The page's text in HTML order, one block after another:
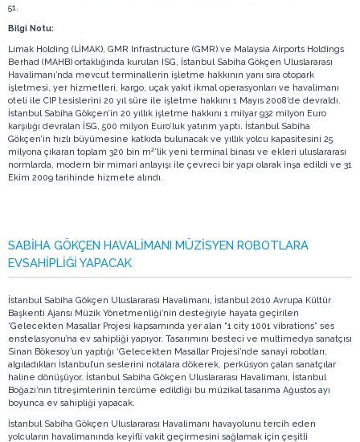
51.
Bilgi Notu:
Limak Holding (LİMAK), GMR Infrastructure (GMR) ve Malaysia Airports Holdings
Berhad (MAHB) ortaklığında kurulan ISG, İstanbul Sabiha Gökçen Uluslararası
Havalimanı’nda mevcut terminallerin işletme hakkının yanı sıra otopark
işletmesi, yer hizmetleri, kargo, uçak yakıt ikmal operasyonları ve havalimanı
oteli ile CIP tesislerini 20 yıl süre ile işletme hakkını 1 Mayıs 2008’de devraldı.
İstanbul Sabiha Gökçen’in 20 yıllık işletme hakkını 1 milyar 932 milyon Euro
karşılığı devralan İSG, 500 milyon Euro’luk yatırım yaptı. İstanbul Sabiha
Gökçen’in hızlı büyümesine katkıda bulunacak ve yıllık yolcu kapasitesini 25
milyona çıkaran toplam 320 bin m²’lik yeni terminal binası ve ekleri uluslararası
normlarda, modern bir mimari anlayışı ile çevreci bir yapı olarak inşa edildi ve 31
Ekim 2009 tarihinde hizmete alındı.
SABİHA GÖKÇEN HAVALİMANI MÜZİSYEN ROBOTLARA
EVSAHİPLİĞİ YAPACAK
İstanbul Sabiha Gökçen Uluslararası Havalimanı, İstanbul 2010 Avrupa Kültür
Başkenti Ajansı Müzik Yönetmenliği’nin desteğiyle hayata geçirilen
‘Gelecekten Masallar Projesi kapsamında yer alan “1 city 1001 vibrations” ses
enstelasyonu’na ev sahipliği yapıyor. Tasarımını besteci ve multimedya sanatçısı
Sinan Bökesoy’un yaptığı ‘Gelecekten Masallar Projesi’nde sanayi robotları,
algıladıkları İstanbul’un seslerini notalara dökerek, perküsyon çalan sanatçılar
haline dönüşüyor. İstanbul Sabiha Gökçen Uluslararası Havalimanı, İstanbul
Boğazı’nın titreşimlerinin tercüme edildiği bu müzikal tasarıma Ağustos ayı
boyunca ev sahipliği yapacak.
İstanbul Sabiha Gökçen Uluslararası Havalimanı havayolunu tercih eden
yolcuların havalimanında keyifli vakit geçirmesini sağlamak için çeşitli